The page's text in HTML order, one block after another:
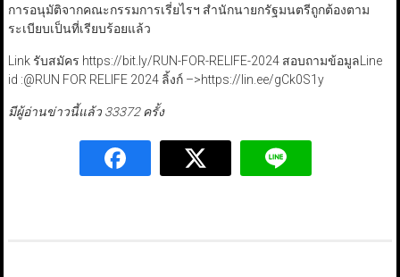
การอนุมัติจากคณะกรรมการเรี่ยไรฯ สำนักนายกรัฐมนตรีถูกต้องตาม
ระเบียบเป็นที่เรียบร้อยแล้ว
Link รับสมัคร https://bit.ly/RUN-FOR-RELIFE-2024 สอบถามข้อมูลLine
id :@RUN FOR RELIFE 2024 ลิ้งก์ –>https://lin.ee/gCk0S1y
มีผู้อ่านข่าวนี้แล้ว 33372 ครั้ง